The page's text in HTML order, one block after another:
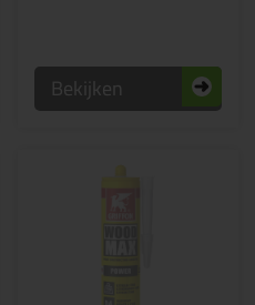
Bekijken